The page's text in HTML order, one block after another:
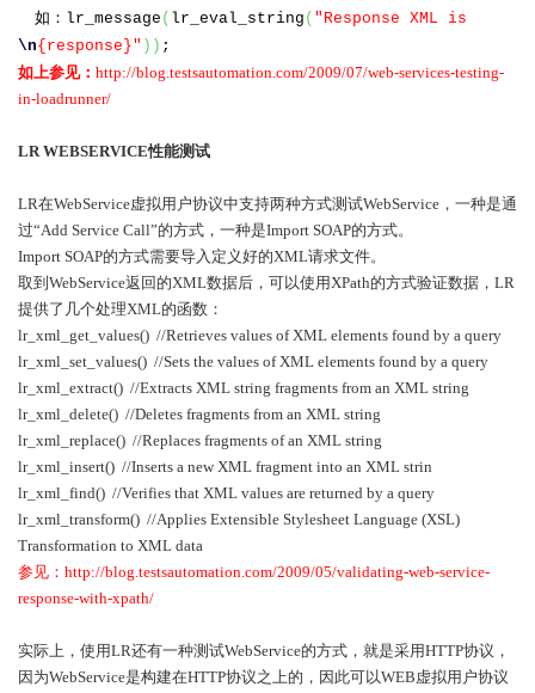
如： lr_message ( lr_eval_string ( "Response XML is
\n{response}" )) ;
如上参见： http://blog.testsautomation.com/2009/07/web-services-testing-
in-loadrunner/
LR WEBSERVICE性能测试
LR在WebService虚拟用户协议中支持两种方式测试WebService ，一种是通
过“Add Service Call”的方式，一种是Import SOAP的方式。
Import SOAP的方式需要导入定义好的XML请求文件。
取到 WebService返回的XML数据后，可以使用XPath的方式验证数据， LR
提供了几个处理XML的函数：
lr_xml_get_values() //Retrieves values of XML elements found by a query
lr_xml_set_values() //Sets the values of XML elements found by a query
lr_xml_extract() //Extracts XML string fragments from an XML string
lr_xml_delete() //Deletes fragments from an XML string
lr_xml_replace() //Replaces fragments of an XML string
lr_xml_insert() //Inserts a new XML fragment into an XML strin
lr_xml_find() //Verifies that XML values are returned by a query
lr_xml_transform() //Applies Extensible Stylesheet Language (XSL)
Transformation to XML data
参见： http://blog.testsautomation.com/2009/05/validating-web-service-
response-with-xpath/
实际上，使用LR还有一种测试WebService的方式，就是采用HTTP协议，
因为WebService是构建在HTTP协议之上的，因此可以WEB虚拟用户协议